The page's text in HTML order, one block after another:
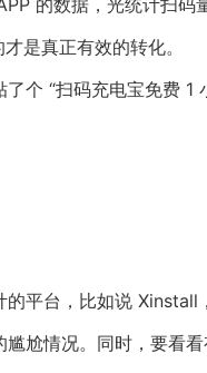
的数据，光统计扫
是真正有效的转化。
个 “扫码充电宝免费
平台，比如说
尬情况。同时，要看看